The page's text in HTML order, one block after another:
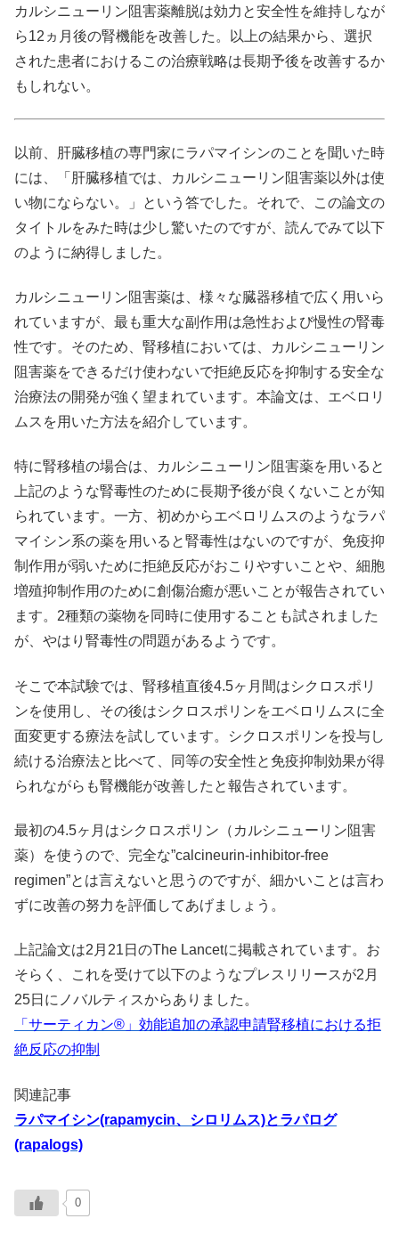
カルシニューリン阻害薬離脱は効力と安全性を維持しなが
ら12ヵ月後の腎機能を改善した。以上の結果から、選択
された患者におけるこの治療戦略は長期予後を改善するか
もしれない。
以前、肝臓移植の専門家にラパマイシンのことを聞いた時
には、「肝臓移植では、カルシニューリン阻害薬以外は使
い物にならない。」という答でした。それで、この論文の
タイトルをみた時は少し驚いたのですが、読んでみて以下
のように納得しました。
カルシニューリン阻害薬は、様々な臓器移植で広く用いら
れていますが、最も重大な副作用は急性および慢性の腎毒
性です。そのため、腎移植においては、カルシニューリン
阻害薬をできるだけ使わないで拒絶反応を抑制する安全な
治療法の開発が強く望まれています。本論文は、エベロリ
ムスを用いた方法を紹介しています。
特に腎移植の場合は、カルシニューリン阻害薬を用いると
上記のような腎毒性のために長期予後が良くないことが知
られています。一方、初めからエベロリムスのようなラパ
マイシン系の薬を用いると腎毒性はないのですが、免疫抑
制作用が弱いために拒絶反応がおこりやすいことや、細胞
増殖抑制作用のために創傷治癒が悪いことが報告されてい
ます。2種類の薬物を同時に使用することも試されました
が、やはり腎毒性の問題があるようです。
そこで本試験では、腎移植直後4.5ヶ月間はシクロスポリ
ンを使用し、その後はシクロスポリンをエベロリムスに全
面変更する療法を試しています。シクロスポリンを投与し
続ける治療法と比べて、同等の安全性と免疫抑制効果が得
られながらも腎機能が改善したと報告されています。
最初の4.5ヶ月はシクロスポリン（カルシニューリン阻害
薬）を使うので、完全な”calcineurin-inhibitor-free
regimen”とは言えないと思うのですが、細かいことは言わ
ずに改善の努力を評価してあげましょう。
上記論文は2月21日のThe Lancetに掲載されています。お
そらく、これを受けて以下のようなプレスリリースが2月
25日にノバルティスからありました。
「サーティカン®」効能追加の承認申請腎移植における拒
絶反応の抑制
関連記事
ラパマイシン(rapamycin、シロリムス)とラパログ
(rapalogs)
0